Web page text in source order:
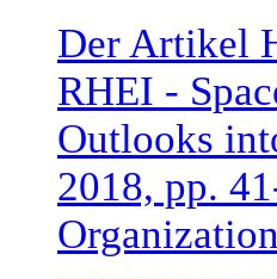
Der Artikel
RHEI -
Outlooks
2018, pp.